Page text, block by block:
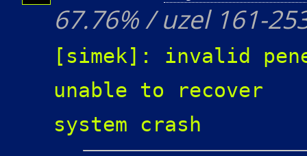
67.76% / uzel 161-
[simek]: invalid
unable to recover
system crash